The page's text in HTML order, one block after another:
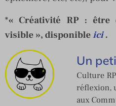
*« Créativité RP :
visible », disponible ici.
Un
Culture
réflexion,
aux